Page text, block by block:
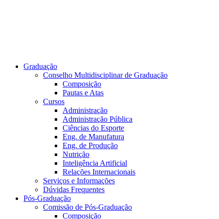
Graduação
Conselho Multidisciplinar de Graduação
Composição
Pautas e Atas
Cursos
Administração
Administração Pública
Ciências do Esporte
Eng. de Manufatura
Eng. de Produção
Nutrição
Inteligência Artificial
Relações Internacionais
Serviços e Informações
Dúvidas Frequentes
Pós-Graduação
Comissão de Pós-Graduação
Composição